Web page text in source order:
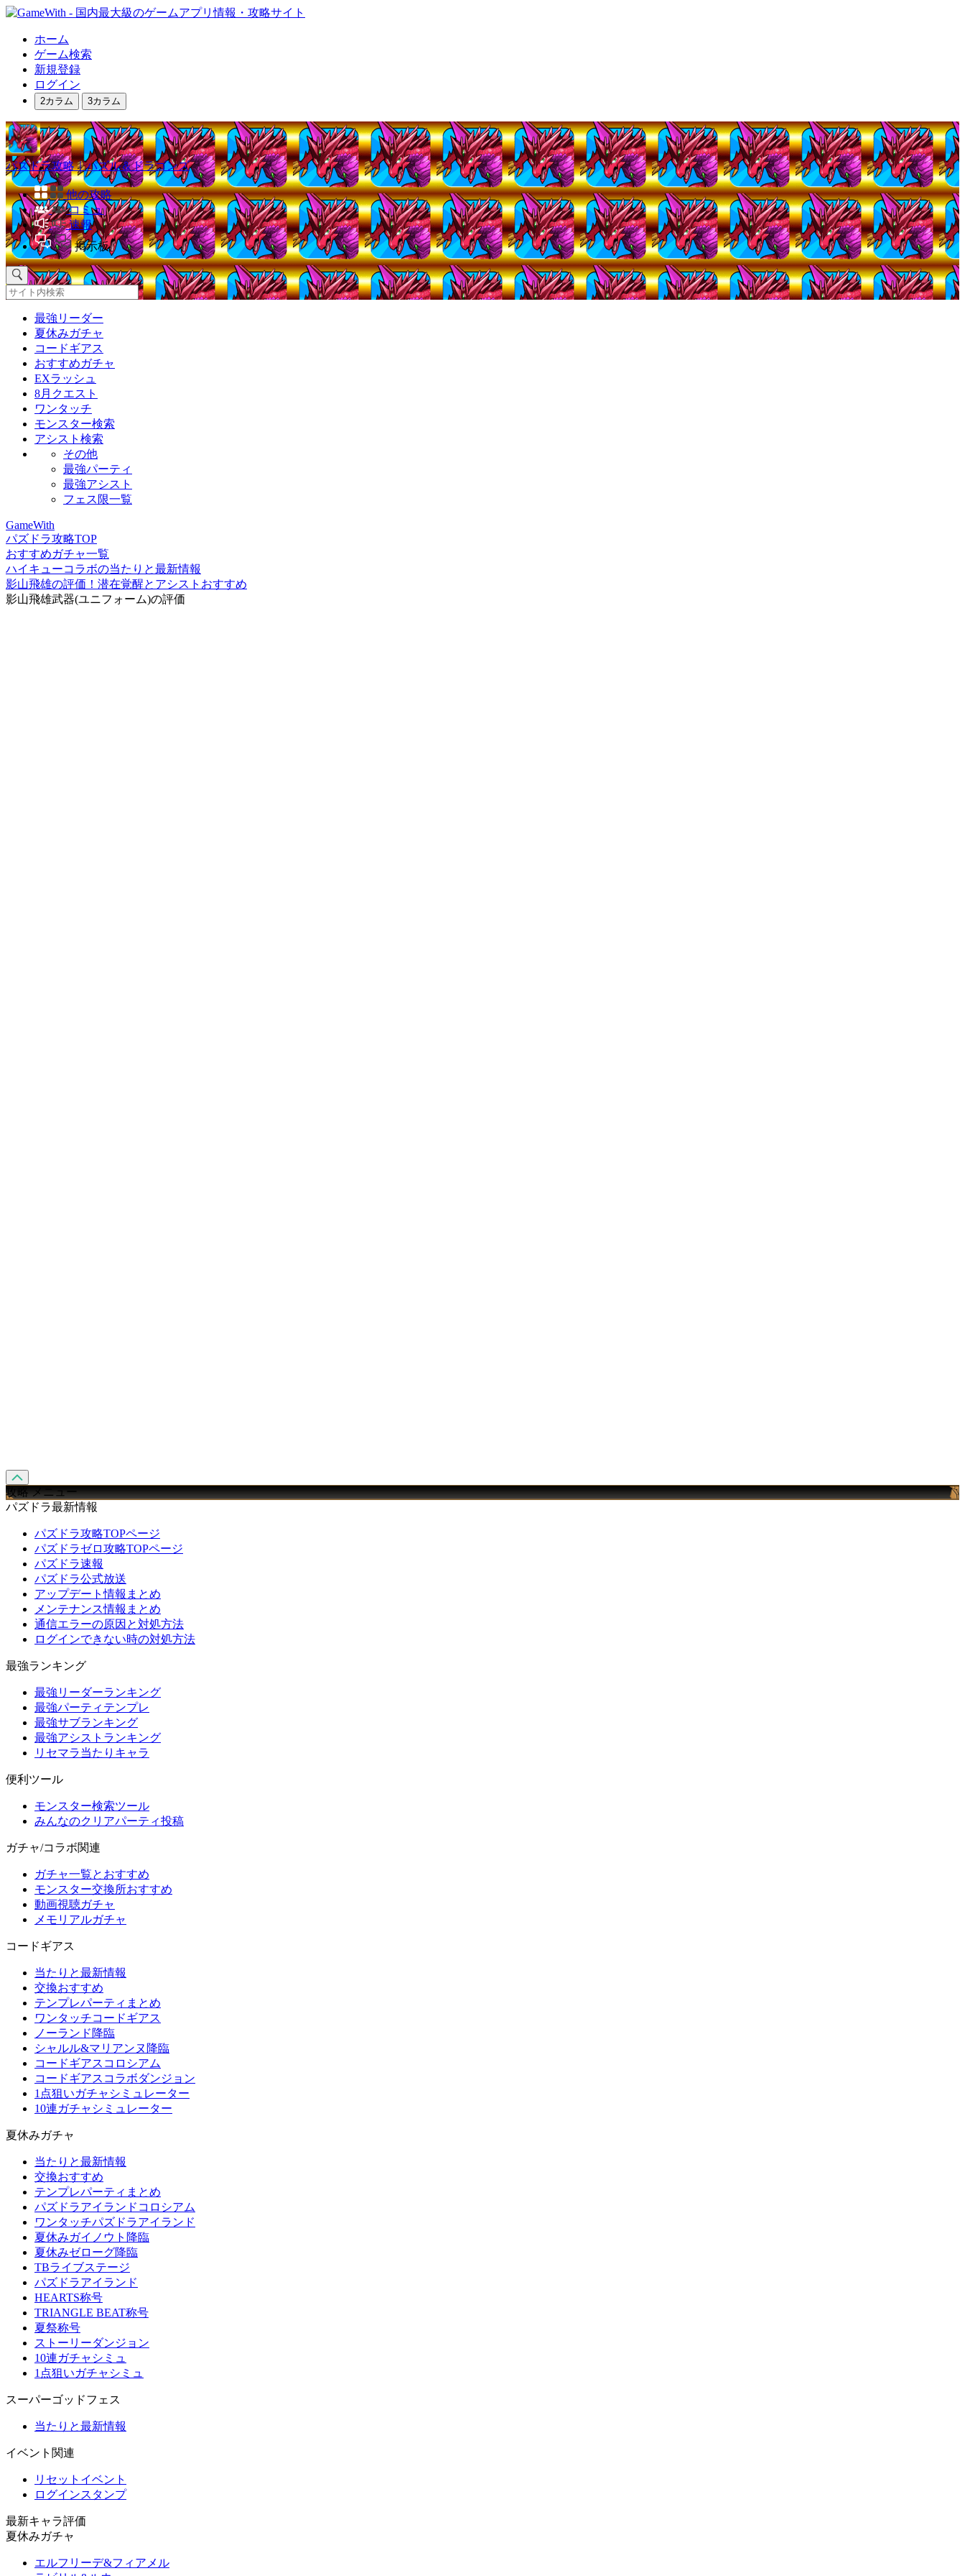
ホーム
ゲーム検索
新規登録
ログイン
2カラム 3カラム
パズドラ攻略｜パズル＆ドラゴンズ
他の攻略
コミュ
速報
掲示板
最強リーダー
夏休みガチャ
コードギアス
おすすめガチャ
EXラッシュ
8月クエスト
ワンタッチ
モンスター検索
アシスト検索
その他
最強パーティ
最強アシスト
フェス限一覧
GameWith
パズドラ攻略TOP
おすすめガチャ一覧
ハイキューコラボの当たりと最新情報
影山飛雄の評価！潜在覚醒とアシストおすすめ
影山飛雄武器(ユニフォーム)の評価
攻略 メニュー
パズドラ最新情報
パズドラ攻略TOPページ
パズドラゼロ攻略TOPページ
パズドラ速報
パズドラ公式放送
アップデート情報まとめ
メンテナンス情報まとめ
通信エラーの原因と対処方法
ログインできない時の対処方法
最強ランキング
最強リーダーランキング
最強パーティテンプレ
最強サブランキング
最強アシストランキング
リセマラ当たりキャラ
便利ツール
モンスター検索ツール
みんなのクリアパーティ投稿
ガチャ/コラボ関連
ガチャ一覧とおすすめ
モンスター交換所おすすめ
動画視聴ガチャ
メモリアルガチャ
コードギアス
当たりと最新情報
交換おすすめ
テンプレパーティまとめ
ワンタッチコードギアス
ノーランド降臨
シャルル&マリアンヌ降臨
コードギアスコロシアム
コードギアスコラボダンジョン
1点狙いガチャシミュレーター
10連ガチャシミュレーター
夏休みガチャ
当たりと最新情報
交換おすすめ
テンプレパーティまとめ
パズドラアイランドコロシアム
ワンタッチパズドラアイランド
夏休みガイノウト降臨
夏休みゼローグ降臨
TBライブステージ
パズドラアイランド
HEARTS称号
TRIANGLE BEAT称号
夏祭称号
ストーリーダンジョン
10連ガチャシミュ
1点狙いガチャシミュ
スーパーゴッドフェス
当たりと最新情報
イベント関連
リセットイベント
ログインスタンプ
最新キャラ評価
夏休みガチャ
エルフリーデ&フィアメル